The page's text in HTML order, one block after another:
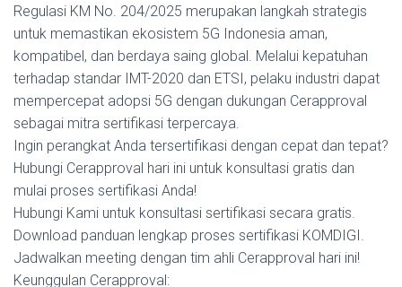
Regulasi KM No. 204/2025 merupakan langkah strategis
untuk memastikan ekosistem 5G Indonesia aman,
kompatibel, dan berdaya saing global. Melalui kepatuhan
terhadap standar IMT-2020 dan ETSI, pelaku industri dapat
mempercepat adopsi 5G dengan dukungan Cerapproval
sebagai mitra sertifikasi terpercaya.
Ingin perangkat Anda tersertifikasi dengan cepat dan tepat?
Hubungi Cerapproval hari ini untuk konsultasi gratis dan
mulai proses sertifikasi Anda!
Hubungi Kami untuk konsultasi sertifikasi secara gratis.
Download panduan lengkap proses sertifikasi KOMDIGI.
Jadwalkan meeting dengan tim ahli Cerapproval hari ini!
Keunggulan Cerapproval: